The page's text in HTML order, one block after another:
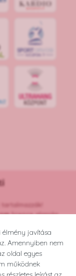
javítása
Amennyiben nem
oldal egyes
működnek
SPOR
licence alapján
Nándor